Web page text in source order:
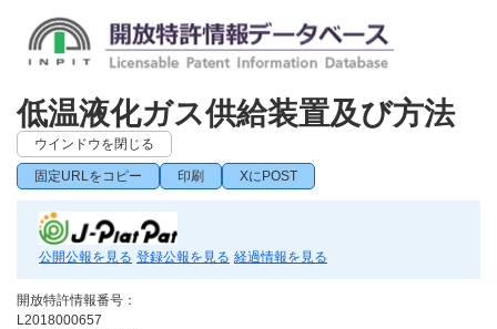
低温液化ガス供給装置及び方法
ウインドウを閉じる
固定URLをコピー 印刷 XにPOST
公開公報を見る 登録公報を見る 経過情報を見る
開放特許情報番号：
L2018000657